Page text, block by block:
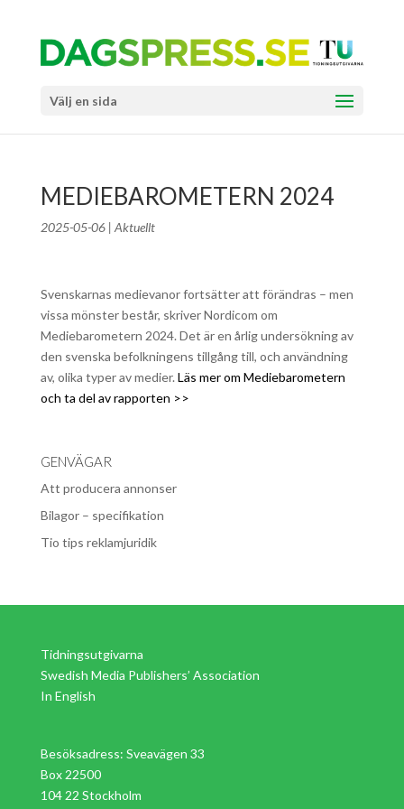
Välj en sida
MEDIEBAROMETERN 2024
2025-05-06| Aktuellt
Svenskarnas medievanor fortsätter att förändras – men
vissa mönster består, skriver Nordicom om
Mediebarometern 2024. Det är en årlig undersökning av
den svenska befolkningens tillgång till, och användning
av, olika typer av medier. Läs mer om Mediebarometern
och ta del av rapporten >>
GENVÄGAR
Att producera annonser
Bilagor – specifikation
Tio tips reklamjuridik
Tidningsutgivarna
Swedish Media Publishers’ Association
In English
Besöksadress: Sveavägen 33
Box 22500
104 22 Stockholm